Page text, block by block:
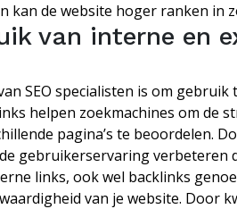
kan de website hoger ranken in
van interne en
SEO specialisten is om
helpen zoekmachines om de
pagina’s te beoordelen.
gebruikerservaring verbeteren
links, ook wel backlinks
van je website. Door